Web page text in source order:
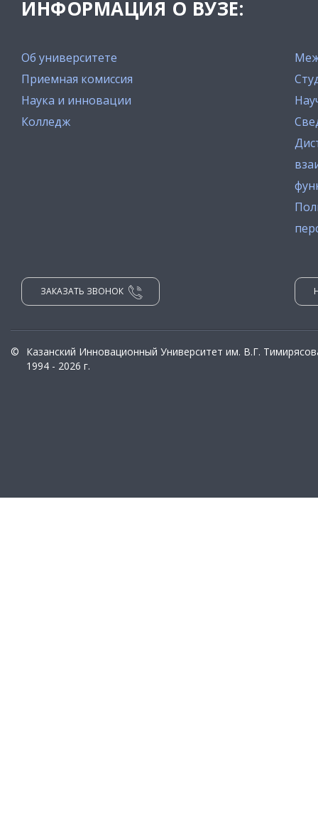
ИНФОРМАЦИЯ О ВУЗЕ:
Об университете
Приемная комиссия
Наука и инновации
Колледж
ЗАКАЗАТЬ ЗВОНОК
©
Казанский Инновационный Университет им. В.Г.
1994 - 2026 г.